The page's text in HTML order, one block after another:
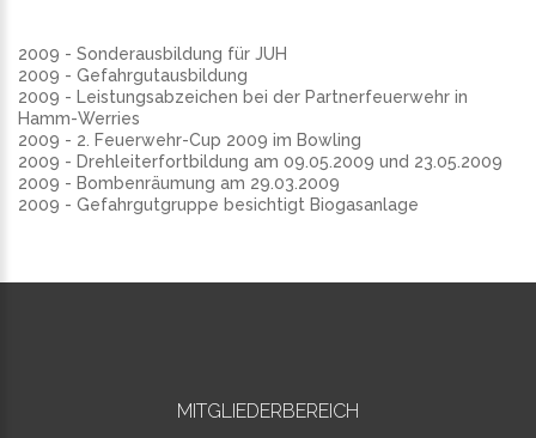
2009 - Sonderausbildung für JUH
2009 - Gefahrgutausbildung
2009 - Leistungsabzeichen bei der Partnerfeuerwehr in
Hamm-Werries
2009 - 2. Feuerwehr-Cup 2009 im Bowling
2009 - Drehleiterfortbildung am 09.05.2009 und 23.05.2009
2009 - Bombenräumung am 29.03.2009
2009 - Gefahrgutgruppe besichtigt Biogasanlage
MITGLIEDERBEREICH